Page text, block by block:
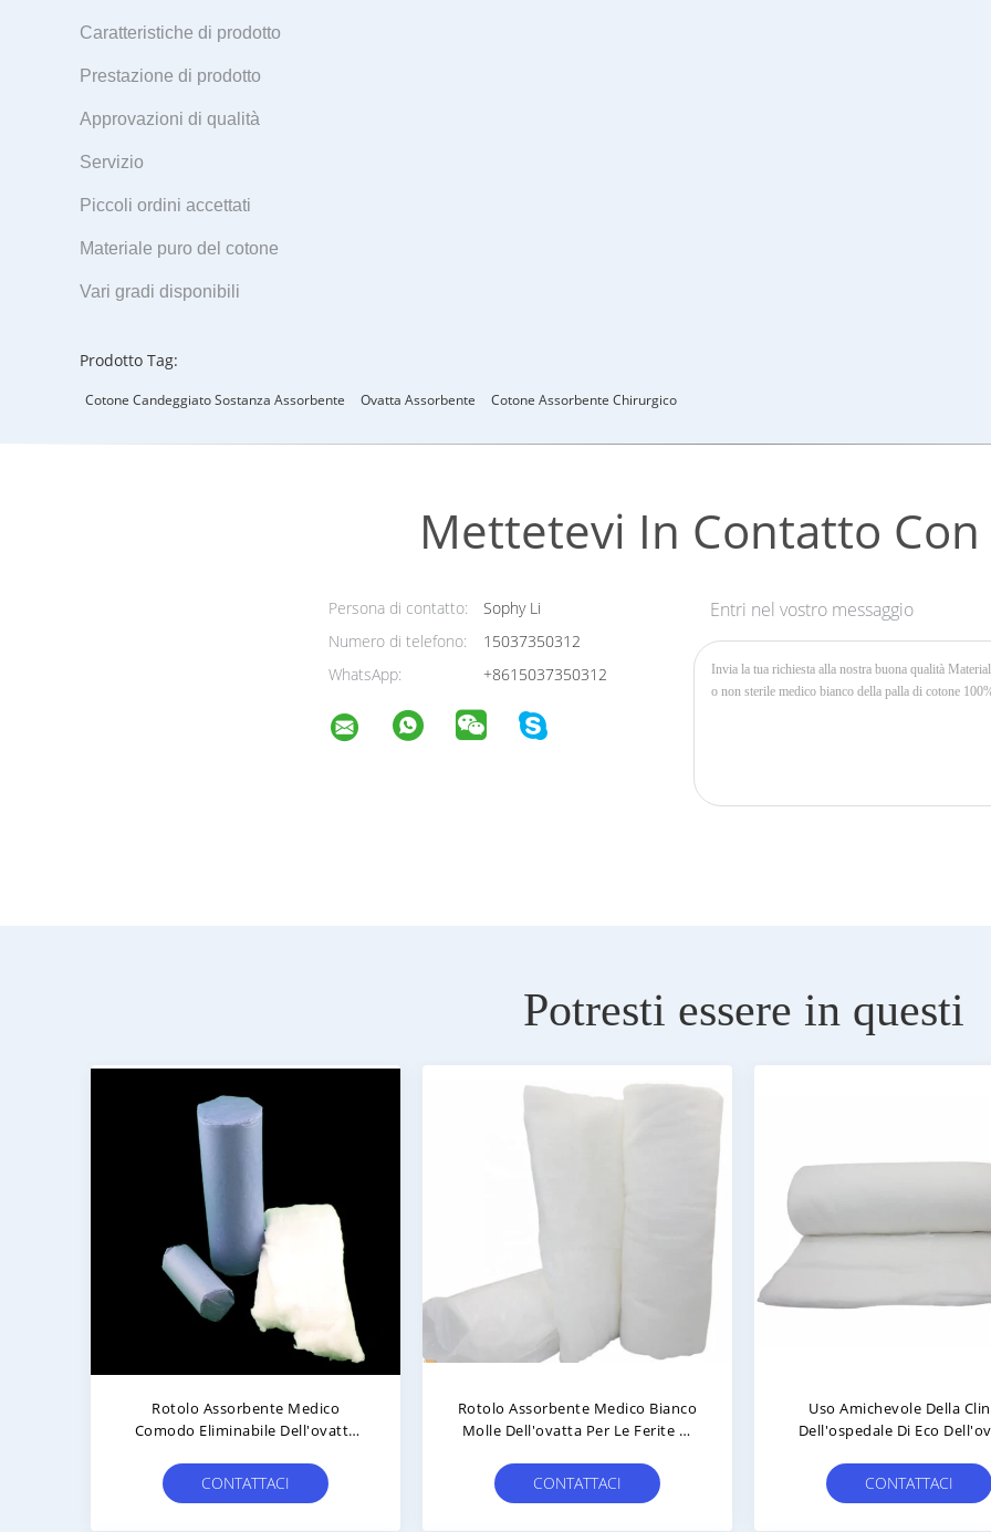
Caratteristiche di prodotto
Prestazione di prodotto
Approvazioni di qualità
Servizio
Piccoli ordini accettati
Materiale puro del cotone
Vari gradi disponibili
Prodotto Tag:
Cotone Candeggiato Sostanza Assorbente Ovatta Assorbente Cotone Assorbente Chirurgico
Mettetevi In ​​contatto
Persona di contatto:
Sophy Li
Numero di telefono:
15037350312
WhatsApp:
+8615037350312
Entri nel vostro messaggio
Potresti essere in questi
Rotolo Assorbente Medico
Comodo Eliminabile Dell'ovatta
CONTATTACI
Rotolo Assorbente Medico Bianco
Molle Dell'ovatta Per Le Ferite Di
CONTATTACI
Uso Amichevole Della
Dell'ospedale Di Eco
Bianca
CONTATTACI